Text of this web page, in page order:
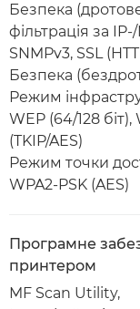
Безпека
фільтрація за
SNMPv3, SSL
Безпека
Режим
WEP (64/128 біт),
(TKIP/AES)
Режим точки
WPA2-PSK (AES)
Програмне
принтером
MF Scan Utility,